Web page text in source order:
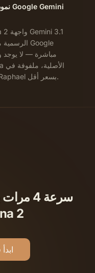
مباشرة — لا
سير عمل التحرير المحسّن من Raphael بسعر أقل.
سرعة 4
2